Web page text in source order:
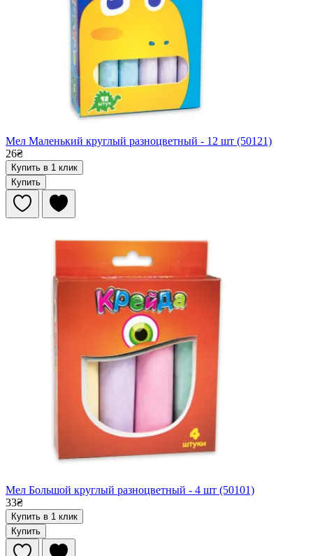
Мел Маленький круглый разноцветный - 12 шт (50121)
26₴
Купить в 1 клик
Купить
Мел Большой круглый разноцветный - 4 шт (50101)
33₴
Купить в 1 клик
Купить